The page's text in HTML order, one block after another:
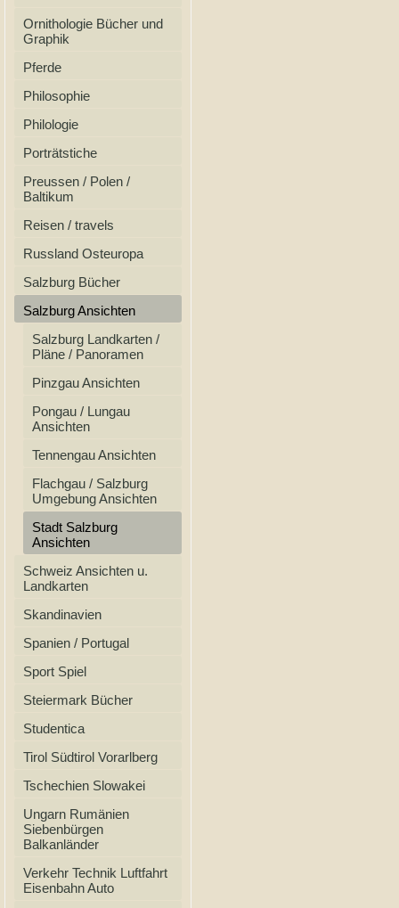
Ornithologie Bücher und
Graphik
Pferde
Philosophie
Philologie
Porträtstiche
Preussen / Polen /
Baltikum
Reisen / travels
Russland Osteuropa
Salzburg Bücher
Salzburg Ansichten
Salzburg Landkarten /
Pläne / Panoramen
Pinzgau Ansichten
Pongau / Lungau
Ansichten
Tennengau Ansichten
Flachgau / Salzburg
Umgebung Ansichten
Stadt Salzburg
Ansichten
Schweiz Ansichten u.
Landkarten
Skandinavien
Spanien / Portugal
Sport Spiel
Steiermark Bücher
Studentica
Tirol Südtirol Vorarlberg
Tschechien Slowakei
Ungarn Rumänien
Siebenbürgen
Balkanländer
Verkehr Technik Luftfahrt
Eisenbahn Auto